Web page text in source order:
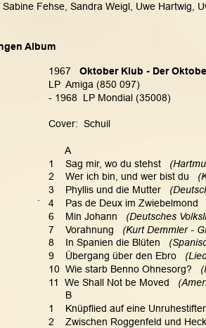
Fehse, Sandra Weigl, Uwe Hartwig,
Album
1967 Oktober Klub - Der
LP  Amiga (850 097)
- 1968  LP Mondial (35008)
Cover:  Schuil
      A
1    Sag mir, wo du stehst
2    Wer ich bin, und wer bist du
3    Phyllis und die Mutter
4    Pas de Deux im Zwiebelmond
6    Min Johann
(Deutsches
7    Vorahnung
(Kurt Demmler -
8    In Spanien die Blüten
9    Übergang über den Ebro
10  Wie starb Benno Ohnesorg?
11  We Shall Not be Moved
      B
1    Knüpflied auf eine
2    Zwischen Roggenfeld und